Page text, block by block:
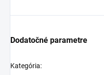
Dodatočné parametre
Kategória: